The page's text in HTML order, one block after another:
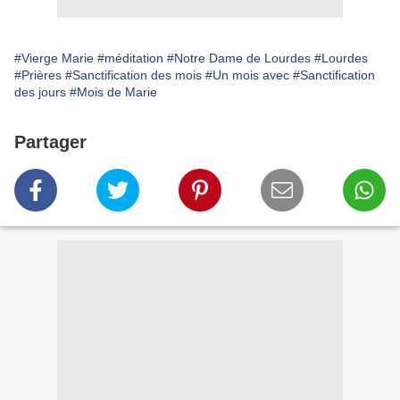
#Vierge Marie #méditation #Notre Dame de Lourdes #Lourdes
#Prières #Sanctification des mois #Un mois avec #Sanctification
des jours #Mois de Marie
Partager